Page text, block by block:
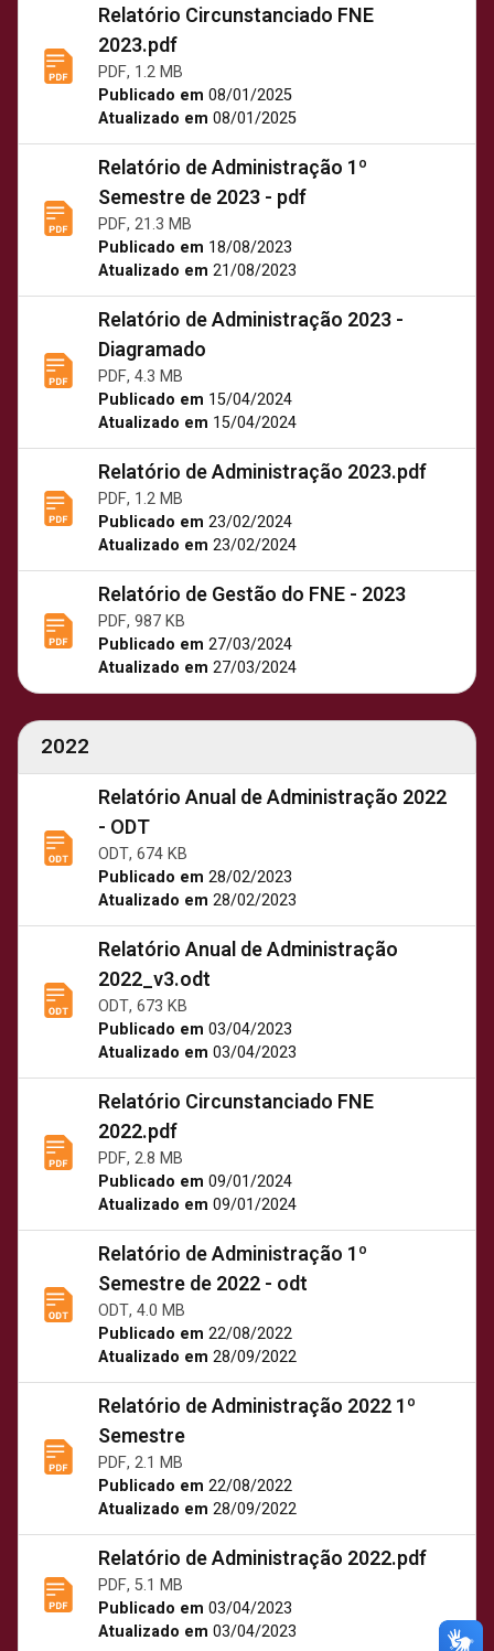
Relatório Circunstanciado FNE
2023.pdf
PDF, 1.2 MB
Publicado em 08/01/2025
Atualizado em 08/01/2025
Relatório de Administração 1º
Semestre de 2023 - pdf
PDF, 21.3 MB
Publicado em 18/08/2023
Atualizado em 21/08/2023
Relatório de Administração 2023 -
Diagramado
PDF, 4.3 MB
Publicado em 15/04/2024
Atualizado em 15/04/2024
Relatório de Administração 2023.pdf
PDF, 1.2 MB
Publicado em 23/02/2024
Atualizado em 23/02/2024
Relatório de Gestão do FNE - 2023
PDF, 987 KB
Publicado em 27/03/2024
Atualizado em 27/03/2024
2022
Relatório Anual de Administração 2022
- ODT
ODT, 674 KB
Publicado em 28/02/2023
Atualizado em 28/02/2023
Relatório Anual de Administração
2022_v3.odt
ODT, 673 KB
Publicado em 03/04/2023
Atualizado em 03/04/2023
Relatório Circunstanciado FNE
2022.pdf
PDF, 2.8 MB
Publicado em 09/01/2024
Atualizado em 09/01/2024
Relatório de Administração 1º
Semestre de 2022 - odt
ODT, 4.0 MB
Publicado em 22/08/2022
Atualizado em 28/09/2022
Relatório de Administração 2022 1º
Semestre
PDF, 2.1 MB
Publicado em 22/08/2022
Atualizado em 28/09/2022
Relatório de Administração 2022.pdf
PDF, 5.1 MB
Publicado em 03/04/2023
Atualizado em 03/04/2023